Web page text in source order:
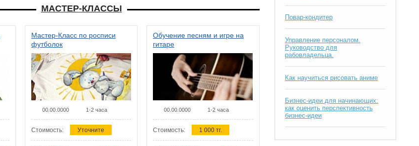
МАСТЕР-КЛАССЫ
Мастер-Класс по росписи
футболок
00.00.0000 1-2 часа
Стоимость: Уточните
Обучение песням и игре на
гитаре
00.00.0000 1-2 часа
Стоимость: 1 000 тг.
Повар-кондитер
Управление персоналом.
Руководство для
рабовладельца.
Как научиться рисовать аниме
Бизнес-идеи для начинающих:
как оценить перспективность
бизнес-идеи